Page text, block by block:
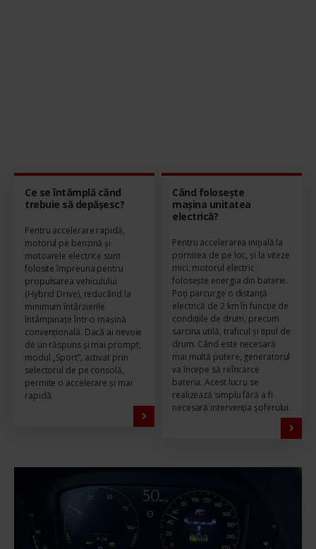
Ce se întâmplă când
trebuie să depășesc?
Pentru accelerare rapidă,
motorul pe benzină și
motoarele electrice sunt
folosite împreuna pentru
propulsarea vehiculului
(Hybrid Drive), reducând la
minimum întârzierile
întâmpinațe într-o mașină
convențională. Dacă ai nevoie
de un răspuns și mai prompt,
modul „Sport”, activat prin
selectorul de pe consolă,
permite o accelerare și mai
rapidă.
Când folosește
mașina unitatea
electrică?
Pentru accelerarea inițială la
pornirea de pe loc, și la viteze
mici, motorul electric
folosește energia din baterie.
Poți parcurge o distanță
electrică de 2 km în funcție de
condițiile de drum, precum
sarcina utilă, traficul și tipul de
drum. Când este necesară
mai multă putere, generatorul
va începe să reîncarce
bateria. Acest lucru se
realizează simplu fără a fi
necesară intervenția șoferului.